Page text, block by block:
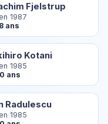
Fjelstrup
1987
ans
Kotani
1985
ans
Radulescu
1985